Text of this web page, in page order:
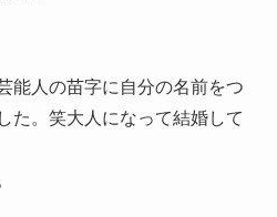
能人の苗字に自分の名前をつ
た。笑大人になって結婚して